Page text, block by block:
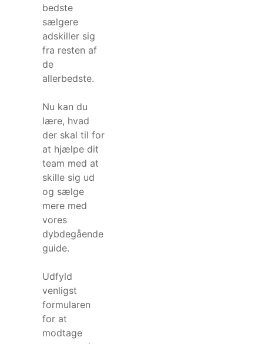
bedste
sælgere
adskiller sig
fra resten af
de
allerbedste.
Nu kan du
lære, hvad
der skal til for
at hjælpe dit
team med at
skille sig ud
og sælge
mere med
vores
dybdegående
guide.
Udfyld
venligst
formularen
for at
modtage